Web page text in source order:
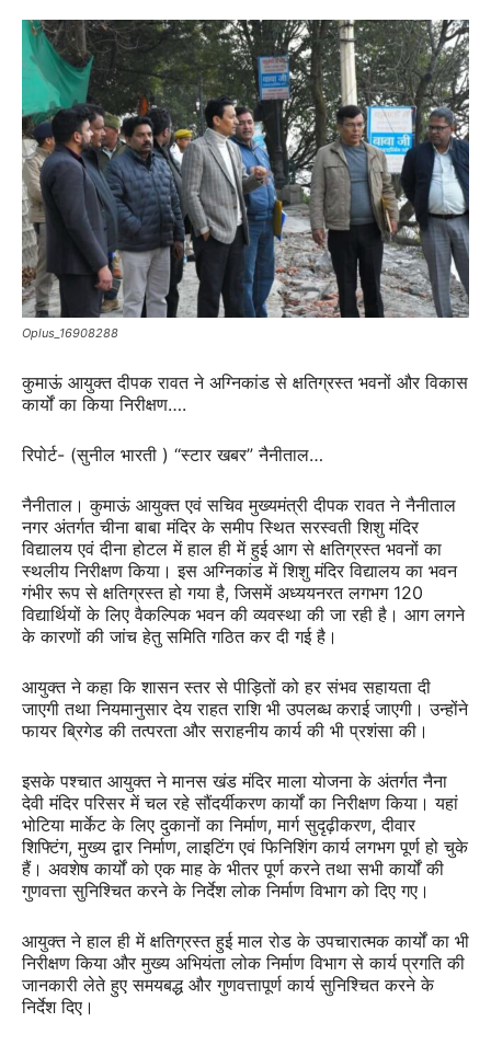
Oplus_16908288
कुमाऊं आयुक्त दीपक रावत ने अग्निकांड से क्षतिग्रस्त भवनों और विकास
कार्यों का किया निरीक्षण….
रिपोर्ट- (सुनील भारती ) “स्टार खबर” नैनीताल…
नैनीताल। कुमाऊं आयुक्त एवं सचिव मुख्यमंत्री दीपक रावत ने नैनीताल
नगर अंतर्गत चीना बाबा मंदिर के समीप स्थित सरस्वती शिशु मंदिर
विद्यालय एवं दीना होटल में हाल ही में हुई आग से क्षतिग्रस्त भवनों का
स्थलीय निरीक्षण किया। इस अग्निकांड में शिशु मंदिर विद्यालय का भवन
गंभीर रूप से क्षतिग्रस्त हो गया है, जिसमें अध्ययनरत लगभग 120
विद्यार्थियों के लिए वैकल्पिक भवन की व्यवस्था की जा रही है। आग लगने
के कारणों की जांच हेतु समिति गठित कर दी गई है।
आयुक्त ने कहा कि शासन स्तर से पीड़ितों को हर संभव सहायता दी
जाएगी तथा नियमानुसार देय राहत राशि भी उपलब्ध कराई जाएगी। उन्होंने
फायर ब्रिगेड की तत्परता और सराहनीय कार्य की भी प्रशंसा की।
इसके पश्चात आयुक्त ने मानस खंड मंदिर माला योजना के अंतर्गत नैना
देवी मंदिर परिसर में चल रहे सौंदर्यीकरण कार्यों का निरीक्षण किया। यहां
भोटिया मार्केट के लिए दुकानों का निर्माण, मार्ग सुदृढ़ीकरण, दीवार
शिफ्टिंग, मुख्य द्वार निर्माण, लाइटिंग एवं फिनिशिंग कार्य लगभग पूर्ण हो चुके
हैं। अवशेष कार्यों को एक माह के भीतर पूर्ण करने तथा सभी कार्यों की
गुणवत्ता सुनिश्चित करने के निर्देश लोक निर्माण विभाग को दिए गए।
आयुक्त ने हाल ही में क्षतिग्रस्त हुई माल रोड के उपचारात्मक कार्यों का भी
निरीक्षण किया और मुख्य अभियंता लोक निर्माण विभाग से कार्य प्रगति की
जानकारी लेते हुए समयबद्ध और गुणवत्तापूर्ण कार्य सुनिश्चित करने के
निर्देश दिए।